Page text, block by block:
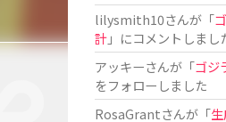
lilysmith10さんが「
計」にコメントしまし
アッキーさんが「ゴジ
をフォローしました
RosaGrantさんが「